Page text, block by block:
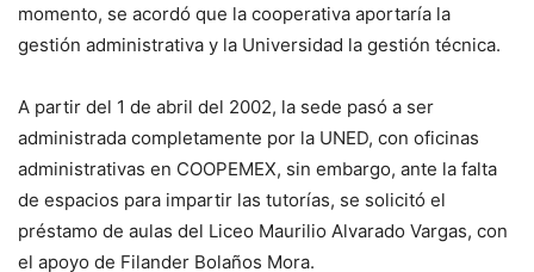
momento, se acordó que la cooperativa aportaría la
gestión administrativa y la Universidad la gestión técnica.
A partir del 1 de abril del 2002, la sede pasó a ser
administrada completamente por la UNED, con oficinas
administrativas en COOPEMEX, sin embargo, ante la falta
de espacios para impartir las tutorías, se solicitó el
préstamo de aulas del Liceo Maurilio Alvarado Vargas, con
el apoyo de Filander Bolaños Mora.